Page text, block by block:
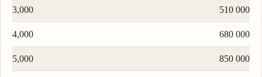
3,000 510 000
4,000 680 000
5,000 850 000